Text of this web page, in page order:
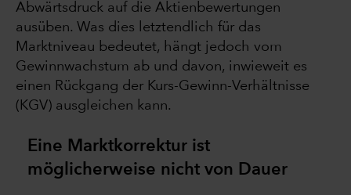
Abwärtsdruck auf die Aktienbewertungen
ausüben. Was dies letztendlich für das
Marktniveau bedeutet, hängt jedoch vom
Gewinnwachstum ab und davon, inwieweit es
einen Rückgang der Kurs-Gewinn-Verhältnisse
(KGV) ausgleichen kann.
Eine Marktkorrektur ist
möglicherweise nicht von Dauer